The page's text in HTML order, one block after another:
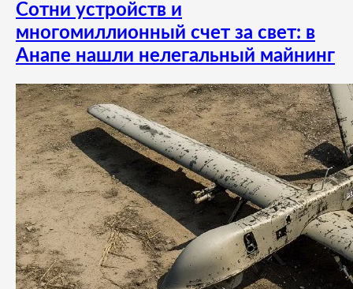
Сотни устройств и
многомиллионный счет за свет: в
Анапе нашли нелегальный майнинг